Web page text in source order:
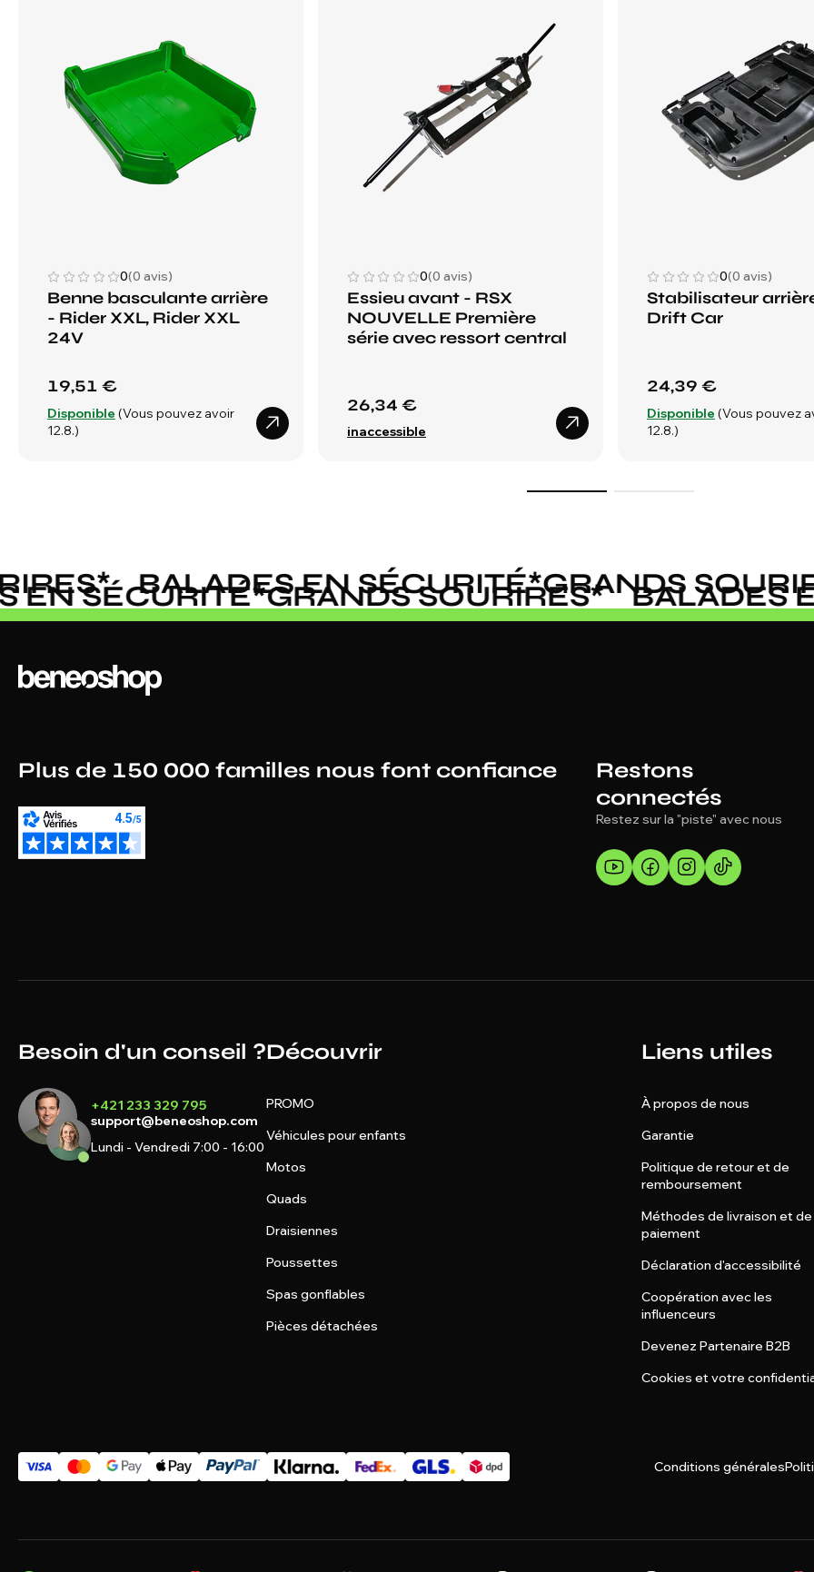
0(0 avis)
Benne basculante arrière
- Rider XXL, Rider XXL
24V
19,51 €
Disponible (Vous pouvez avoir
12.8.)
0(0 avis)
Essieu avant - RSX
NOUVELLE Première
série avec ressort central
26,34 €
inaccessible
0(0 avis)
Stabilisateur
Drift Car
24,39 €
Disponible (Vous pouvez
12.8.)
* BALADES EN SÉCURITÉ*GRANDS
EN SÉCURITÉ*GRANDS SOURIRES*
Plus de 150 000 familles nous font confiance
Restons
connectés
Restez sur la "piste" avec nous
Besoin d'un conseil ?
+421 233 329 795
support@beneoshop.com
Lundi - Vendredi 7:00 - 16:00
Découvrir
PROMO
Véhicules pour enfants
Motos
Quads
Draisiennes
Poussettes
Spas gonflables
Pièces détachées
Liens utiles
À propos de nous
Garantie
Politique de retour et de
remboursement
Méthodes de livraison et de
paiement
Déclaration d'accessibilité
Coopération avec les
influenceurs
Devenez Partenaire B2B
Cookies et votre
Conditions générales